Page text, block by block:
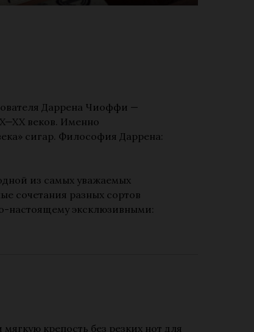
Даррена Чиоффи —
веков. Именно
сигар. Философия Даррена:
из самых уважаемых
сочетания разных сортов
настоящему эксклюзивными:
крепость без резких нот для